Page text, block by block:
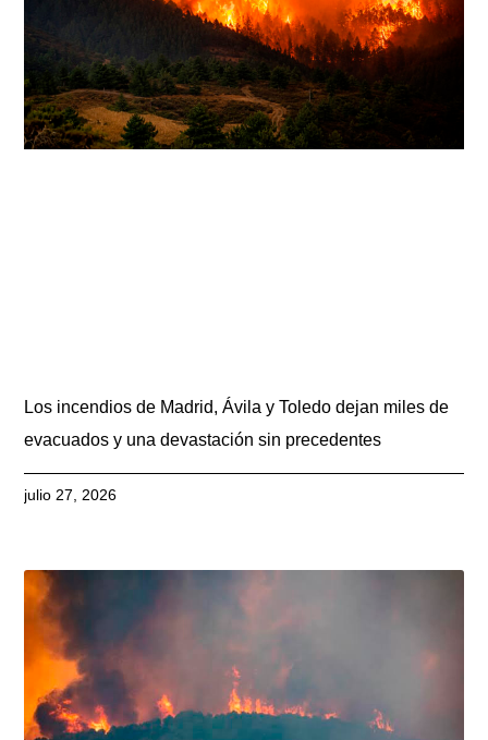
Los incendios de Madrid, Ávila y Toledo dejan miles de
evacuados y una devastación sin precedentes
julio 27, 2026